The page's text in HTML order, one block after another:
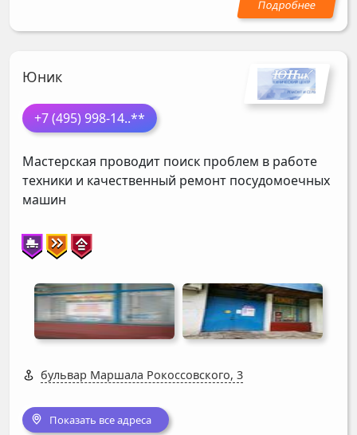
Юник
+7 (495) 998-14..**
Мастерская проводит поиск проблем в работе
техники и качественный ремонт посудомоечных
машин
бульвар Маршала Рокоссовского, 3
Показать все адреса